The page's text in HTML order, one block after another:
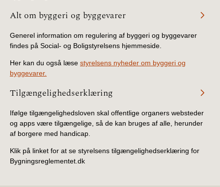
Alt om byggeri og byggevarer
Generel information om regulering af byggeri og byggevarer
findes på Social- og Boligstyrelsens hjemmeside.
Her kan du også læse styrelsens nyheder om byggeri og
byggevarer.
Tilgængelighedserklæring
Ifølge tilgængelighedsloven skal offentlige organers websteder
og apps være tilgængelige, så de kan bruges af alle, herunder
af borgere med handicap.
Klik på linket for at se styrelsens tilgængelighedserklæring for
Bygningsreglementet.dk